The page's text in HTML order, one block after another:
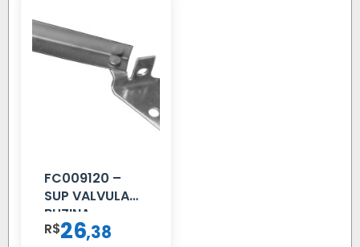
FC009120 –
SUP VALVULA
BUZINA
C/ALAVANCA
R$26,38